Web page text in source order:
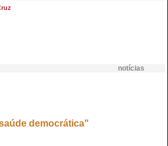
notícias
democrática"